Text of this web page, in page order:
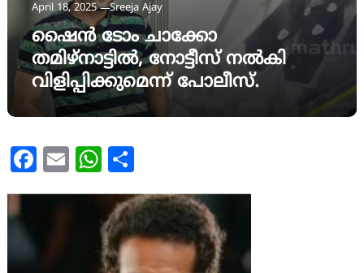
April 18, 2025 Sreeja Ajay
ഷൈൻ ടോം ചാക്കോ
തമിഴ്‌നാട്ടിൽ, നോട്ടീസ് നൽകി
വിളിപ്പിക്കുമെന്ന് പോലീസ്.
Facebook
Email WhatsApp